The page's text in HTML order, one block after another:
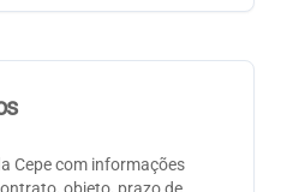
Cepe com informações